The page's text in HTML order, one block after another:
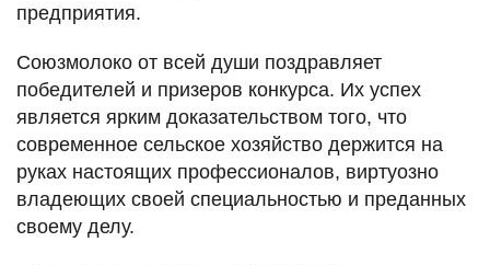
предприятия.
Союзмолоко от всей души поздравляет
победителей и призеров конкурса. Их успех
является ярким доказательством того, что
современное сельское хозяйство держится на
руках настоящих профессионалов, виртуозно
владеющих своей специальностью и преданных
своему делу.